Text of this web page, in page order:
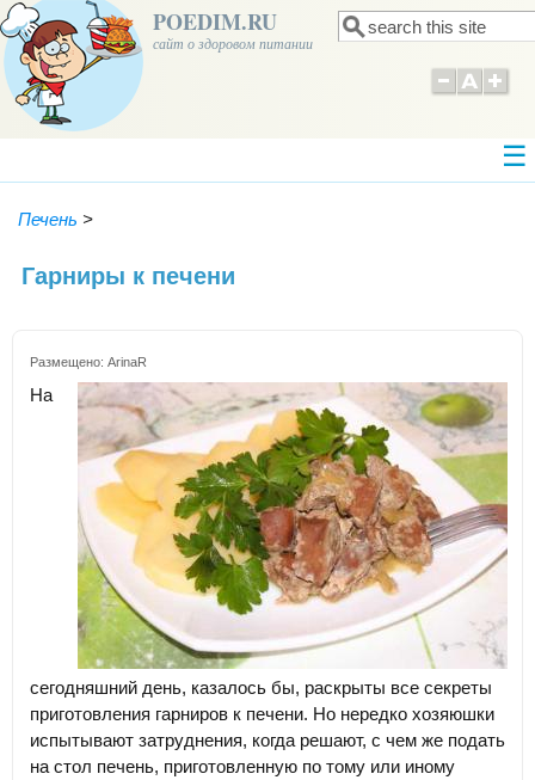
POEDIM.RU
сайт о здоровом питании Форма поиска
Поиск
Печень >
Гарниры к печени
Размещено: ArinaR
На
сегодняшний день, казалось бы, раскрыты все секреты
приготовления гарниров к печени. Но нередко хозяюшки
испытывают затруднения, когда решают, с чем же подать
на стол печень, приготовленную по тому или иному